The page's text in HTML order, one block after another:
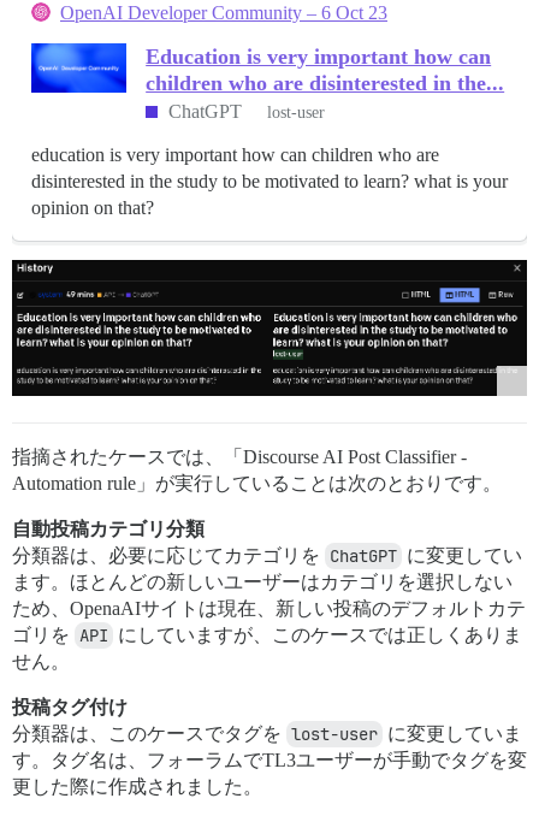
OpenAI Developer Community – 6 Oct 23
Education is very important how can
children who are disinterested in the...
ChatGPT lost-user
education is very important how can children who are
disinterested in the study to be motivated to learn? what is your
opinion on that?
指摘されたケースでは、「Discourse AI Post Classifier -
Automation rule」が実行していることは次のとおりです。
自動投稿カテゴリ分類
分類器は、必要に応じてカテゴリを ChatGPT に変更してい
ます。ほとんどの新しいユーザーはカテゴリを選択しない
ため、OpenaAIサイトは現在、新しい投稿のデフォルトカテ
ゴリを API にしていますが、このケースでは正しくありま
せん。
投稿タグ付け
分類器は、このケースでタグを lost-user に変更していま
す。タグ名は、フォーラムでTL3ユーザーが手動でタグを変
更した際に作成されました。